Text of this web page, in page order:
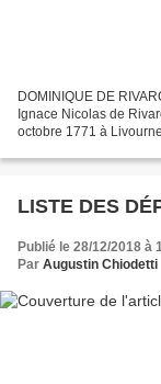
DOMINIQUE DE
Ignace Nicolas de
octobre 1771 à
LISTE DES
Publié le 28/12/2018 à
Par Augustin Chiodetti